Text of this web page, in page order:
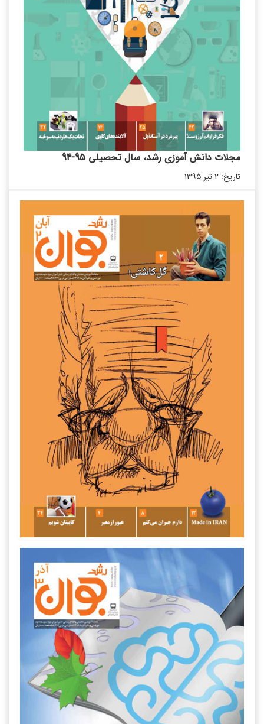
مجلات دانش آموزی رشد، سال تحصیلی 95-94
تاریخ: ۲ تیر ۱۳۹۵